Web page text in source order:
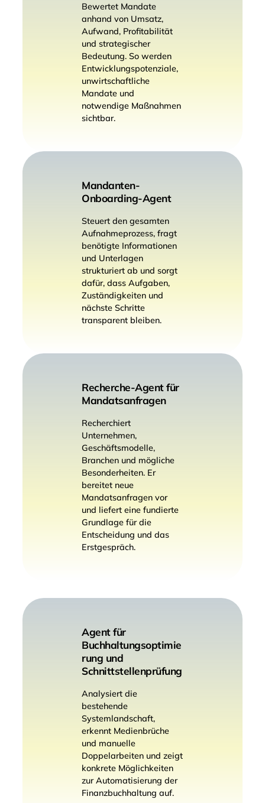
Bewertet Mandate
anhand von Umsatz,
Aufwand, Profitabilität
und strategischer
Bedeutung. So werden
Entwicklungspotenziale,
unwirtschaftliche
Mandate und
notwendige Maßnahmen
sichtbar.
Mandanten-
Onboarding-Agent
Steuert den gesamten
Aufnahmeprozess, fragt
benötigte Informationen
und Unterlagen
strukturiert ab und sorgt
dafür, dass Aufgaben,
Zuständigkeiten und
nächste Schritte
transparent bleiben.
Recherche-Agent für
Mandatsanfragen
Recherchiert
Unternehmen,
Geschäftsmodelle,
Branchen und mögliche
Besonderheiten. Er
bereitet neue
Mandatsanfragen vor
und liefert eine fundierte
Grundlage für die
Entscheidung und das
Erstgespräch.
Agent für
Buchhaltungsoptimie
rung und
Schnittstellenprüfung
Analysiert die
bestehende
Systemlandschaft,
erkennt Medienbrüche
und manuelle
Doppelarbeiten und zeigt
konkrete Möglichkeiten
zur Automatisierung der
Finanzbuchhaltung auf.